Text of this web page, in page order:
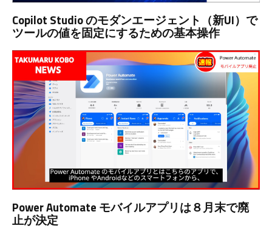
Copilot Studio のモダンエージェント（新UI）で
ツールの値を固定にするための基本操作
Power Automate モバイルアプリは８月末で廃
止が決定